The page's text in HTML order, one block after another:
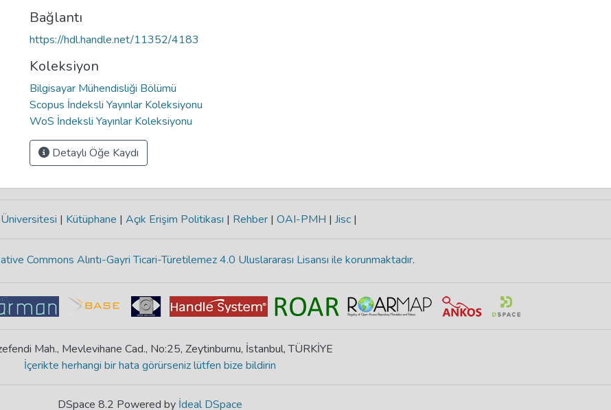
Bağlantı
https://hdl.handle.net/11352/4183
Koleksiyon
Bilgisayar Mühendisliği Bölümü
Scopus İndeksli Yayınlar Koleksiyonu
WoS İndeksli Yayınlar Koleksiyonu
Detaylı Öğe Kaydı
| Kütüphane | Açık Erişim Politikası | Rehber | OAI-PMH | Jisc |
Commons Alıntı-Gayri Ticari-Türetilemez 4.0 Uluslararası Lisansı ile korunmaktadır.
Mah., Mevlevihane Cad., No:25, Zeytinburnu, İstanbul, TÜRKİYE
İçerikte herhangi bir hata görürseniz lütfen bize bildirin
DSpace 8.2 Powered by İdeal DSpace